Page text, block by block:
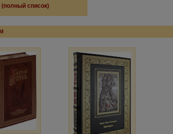
(полный список)